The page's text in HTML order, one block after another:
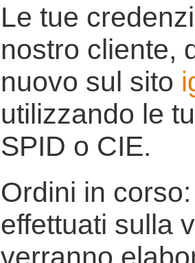
Le tue
nostro cliente,
nuovo sul sito
utilizzando le
SPID o CIE.
Ordini in
effettuati sulla